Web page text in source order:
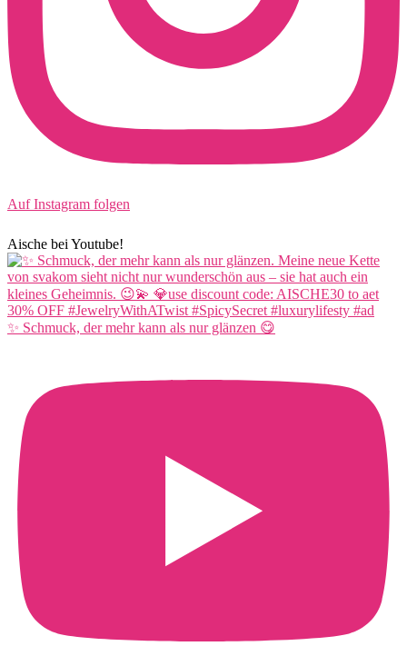
Auf Instagram folgen
Aische bei Youtube!
✨ Schmuck, der mehr kann als nur glänzen 😋